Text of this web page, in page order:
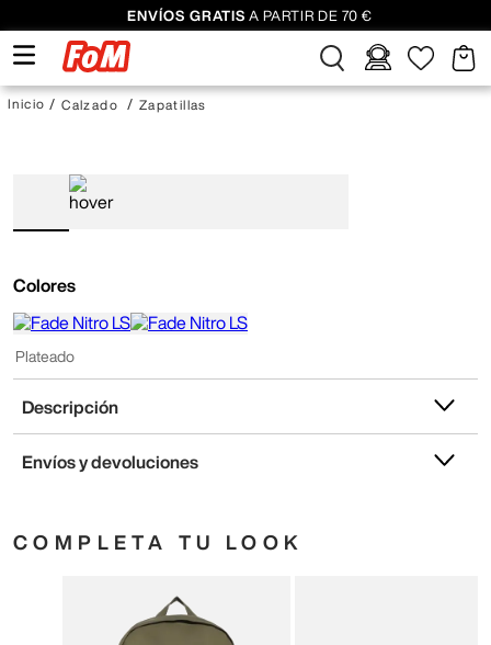
ENVÍOS GRATIS A PARTIR DE 70 €
Calzado Zapatillas
Colores
Plateado
Descripción
Envíos y devoluciones
COMPLETA TU LOOK